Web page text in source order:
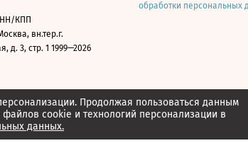
Продолжая пользоваться данным
cookie и технологий персонализации в
данных.
КПП
вн.тер.г.
3, стр. 1 1999—2026
обработки персональных